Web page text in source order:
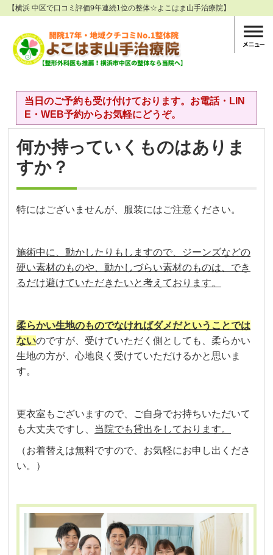
【横浜 中区で口コミ評価9年連続1位の整体☆よこはま山手治療院】
当日のご予約も受け付けております。お電話・LIN
E・WEB予約からお気軽にどうぞ。
何か持っていくものはありま
すか？
特にはございませんが、服装にはご注意ください。
施術中に、動かしたりもしますので、ジーンズなどの
硬い素材のものや、動かしづらい素材のものは、でき
るだけ避けていただきたいと考えております。
柔らかい生地のものでなければダメだということでは
ないのですが、受けていただく側としても、柔らかい
生地の方が、心地良く受けていただけるかと思いま
す。
更衣室もございますので、ご自身でお持ちいただいて
も大丈夫ですし、 当院でも貸出をしております。
（お着替えは無料ですので、お気軽にお申し出くださ
い。）